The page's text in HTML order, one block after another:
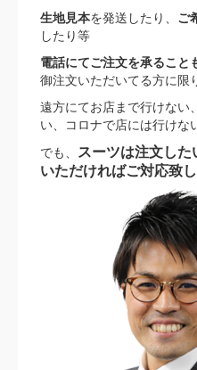
生地見本を発送したり、 ご
したり等
電話にてご注文を承ること
御注文いただいてる方に限
遠方にてお店まで行けない
い、コロナで店には行けな
でも、 スーツは注文した
いただければご対応致